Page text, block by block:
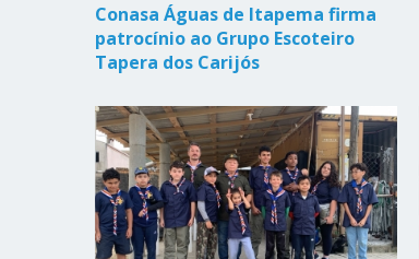
Conasa Águas de Itapema firma
patrocínio ao Grupo Escoteiro
Tapera dos Carijós